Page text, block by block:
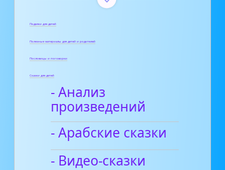
Поделки для детей
Полезные материалы для детей и родителей
Пословицы и поговорки
Сказки для детей
- Анализ
произведений
- Арабские сказки
- Видео-сказки